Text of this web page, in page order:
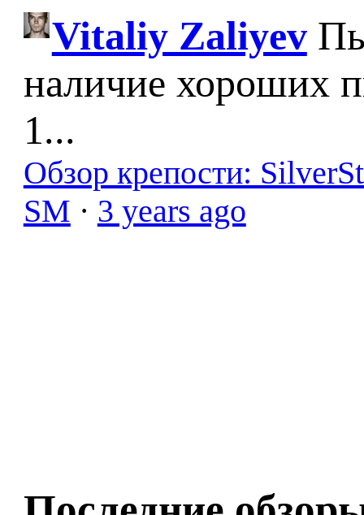
Vitaliy Zaliyev
наличие хороших
1...
Обзор крепости:
SM · 3 years ago